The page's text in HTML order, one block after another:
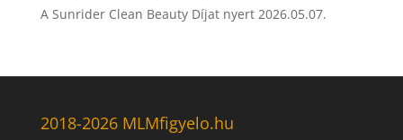
A Sunrider Clean Beauty Díjat nyert 2026.05.07.
2018-2026 MLMfigyelo.hu